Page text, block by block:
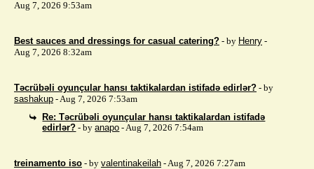
Aug 7, 2026 9:53am
Best sauces and dressings for casual catering? - by Henry -
Aug 7, 2026 8:32am
Təcrübəli oyunçular hansı taktikalardan istifadə edirlər? - by
sashakup - Aug 7, 2026 7:53am
Re: Təcrübəli oyunçular hansı taktikalardan istifadə
edirlər? - byanapo - Aug 7, 2026 7:54am
treinamento iso - by valentinakeilah - Aug 7, 2026 7:27am